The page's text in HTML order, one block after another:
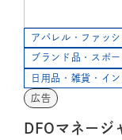
アパレル・ファッ
ブランド品・スポ
日用品・雑貨・イ
広告
DFOマネージ